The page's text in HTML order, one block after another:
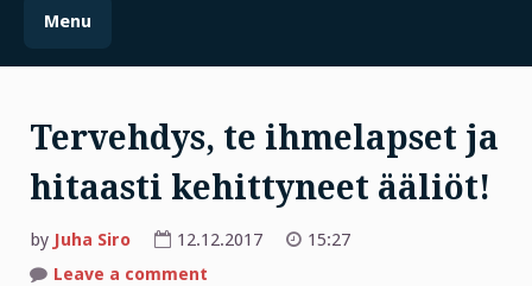
Menu
Tervehdys, te ihmelapset ja
hitaasti kehittyneet ääliöt!
by Juha Siro 12.12.2017
15:27
Leave a comment